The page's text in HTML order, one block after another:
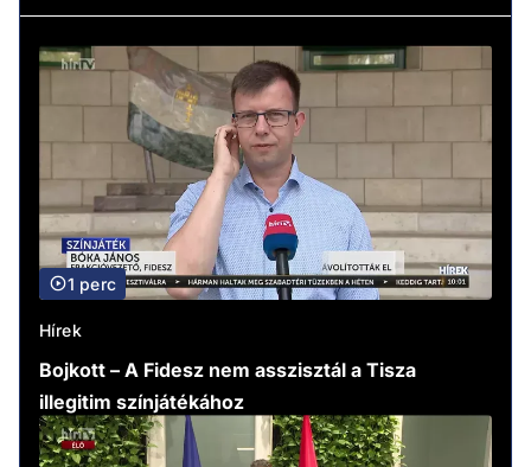
1 perc
Hírek
Bojkott – A Fidesz nem asszisztál a Tisza
illegitim színjátékához